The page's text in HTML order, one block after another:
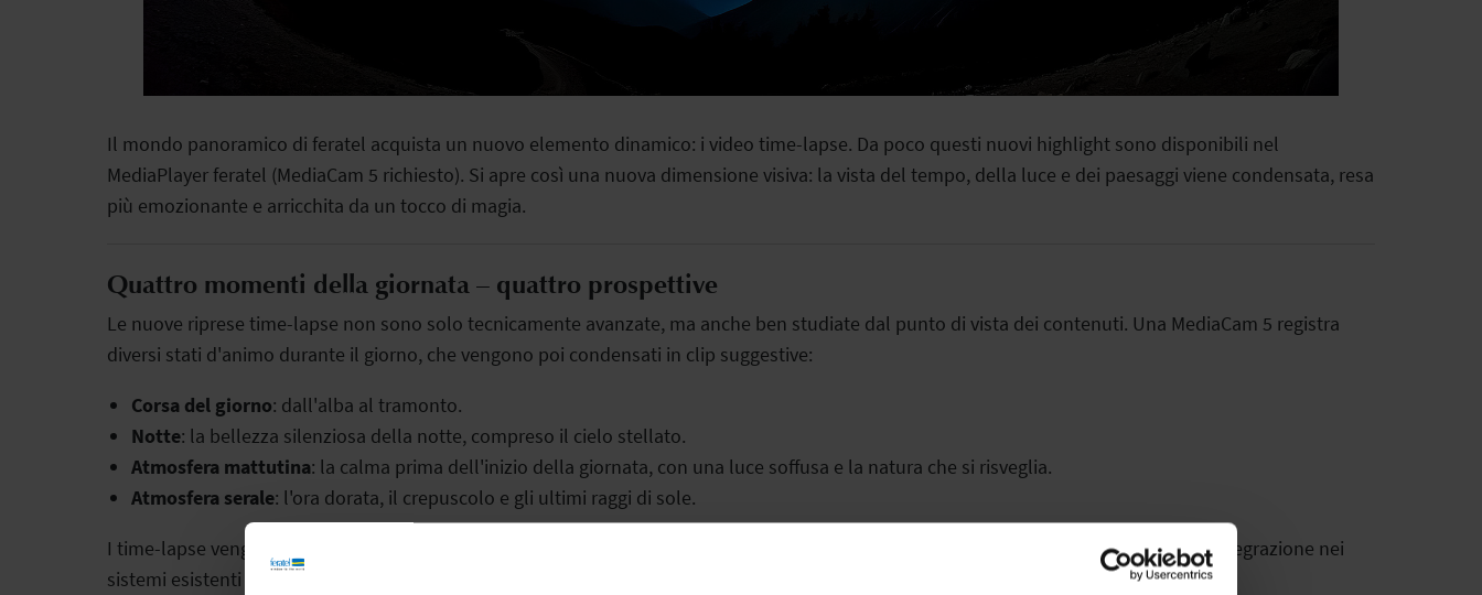
Il mondo panoramico di feratel acquista un nuovo elemento dinamico: i video time-lapse. Da poco questi nuovi highlight sono disponibili nel
MediaPlayer feratel (MediaCam 5 richiesto). Si apre così una nuova dimensione visiva: la vista del tempo, della luce e dei paesaggi viene condensata, resa
più emozionante e arricchita da un tocco di magia.
Quattro momenti della giornata – quattro prospettive
Le nuove riprese time-lapse non sono solo tecnicamente avanzate, ma anche ben studiate dal punto di vista dei contenuti. Una MediaCam 5 registra
diversi stati d'animo durante il giorno, che vengono poi condensati in clip suggestive:
Corsa del giorno: dall'alba al tramonto.
Notte: la bellezza silenziosa della notte, compreso il cielo stellato.
Atmosfera mattutina: la calma prima dell'inizio della giornata, con una luce soffusa e la natura che si risveglia.
Atmosfera serale: l'ora dorata, il crepuscolo e gli ultimi raggi di sole.
I time-lapse vengono creati automaticamente, salvati nel cloud e resi disponibili in modo intuitivo tramite l'interfaccia MediaPlayer. L'integrazione nei
sistemi esistenti è semplicissima e disponibile per tutti i clienti con MediaCam 5.